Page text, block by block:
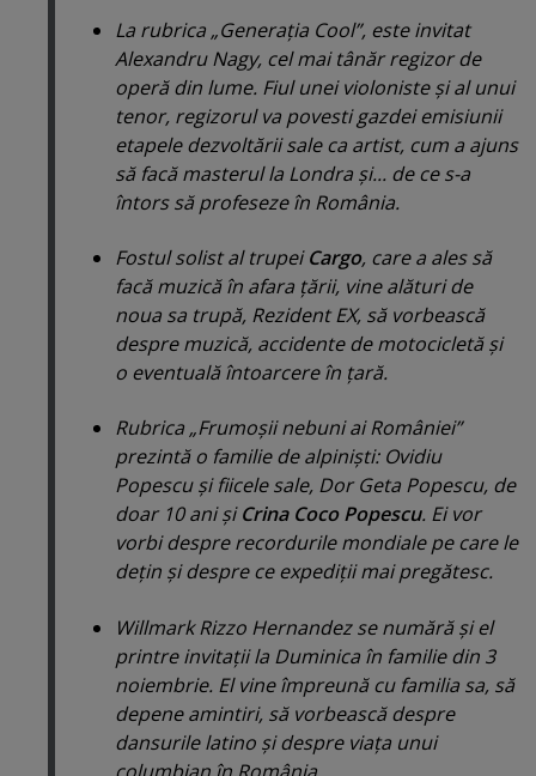
La rubrica „Generaţia Cool”, este invitat
Alexandru Nagy, cel mai tânăr regizor de
operă din lume. Fiul unei violoniste şi al unui
tenor, regizorul va povesti gazdei emisiunii
etapele dezvoltării sale ca artist, cum a ajuns
să facă masterul la Londra şi... de ce s-a
întors să profeseze în România.
Fostul solist al trupeiCargo, care a ales să
facă muzică în afara ţării, vine alături de
noua sa trupă, Rezident EX, să vorbească
despre muzică, accidente de motocicletă şi
o eventuală întoarcere în ţară.
Rubrica „Frumoşii nebuni ai României”
prezintă o familie de alpinişti: Ovidiu
Popescu şi fiicele sale, Dor Geta Popescu, de
doar 10 ani şiCrina Coco Popescu. Ei vor
vorbi despre recordurile mondiale pe care le
deţin şi despre ce expediţii mai pregătesc.
Willmark Rizzo Hernandez se numără şi el
printre invitaţii la Duminica în familie din 3
noiembrie. El vine împreună cu familia sa, să
depene amintiri, să vorbească despre
dansurile latino şi despre viaţa unui